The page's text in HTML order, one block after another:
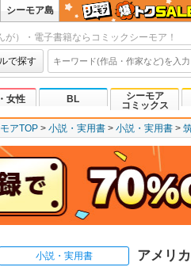
シーモア島
が）・電子書籍ならコミックシーモア！
で探す
女性 BL
シーモア
コミックス
アTOP 小説・実用書 小説・実用書
小説・実用書 アメリ